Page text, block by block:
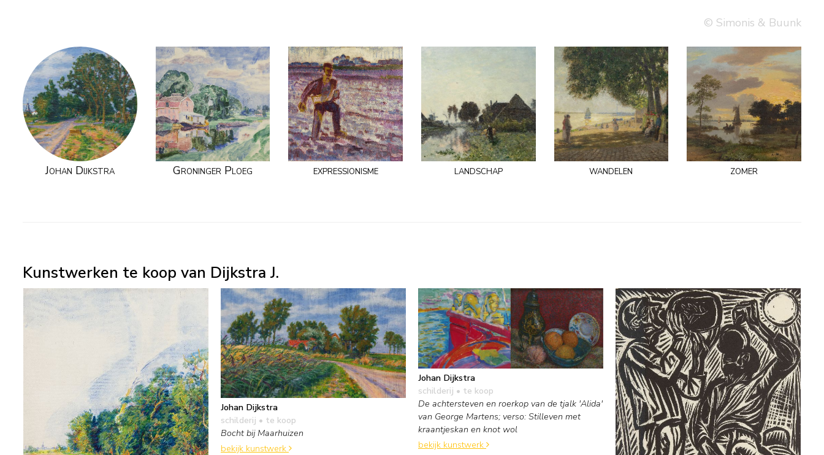
© Simonis & Buunk
Johan Dijkstra Groninger Ploeg expressionisme landschap wandelen zomer
Kunstwerken te koop van Dijkstra J.
Johan Dijkstra
schilderij • te koop
Bocht bij Maarhuizen
bekijk kunstwerk
Johan Dijkstra
schilderij • te koop
De achtersteven en roerkop van de tjalk 'Alida'
van George Martens; verso: Stilleven met
kraantjeskan en knot wol
bekijk kunstwerk